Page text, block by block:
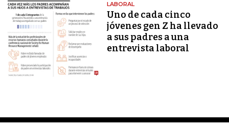
LABORAL
Uno de cada cinco
jóvenes gen Z ha llevado
a sus padres a una
entrevista laboral